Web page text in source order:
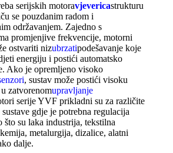
serijskih motoravjevericastrukturu
se pouzdanim radom i
održavanjem. Zajedno s
promjenjive frekvencije, motorni
ostvariti nizubrzatipodešavanje koje
energiju i postići automatsko
Ako je opremljeno visoko
, sustav može postići visoku
zatvorenomupravljanje
serije YVF prikladni su za različite
gdje je potrebna regulacija
što su laka industrija, tekstilna
metalurgija, dizalice, alatni
dalje.